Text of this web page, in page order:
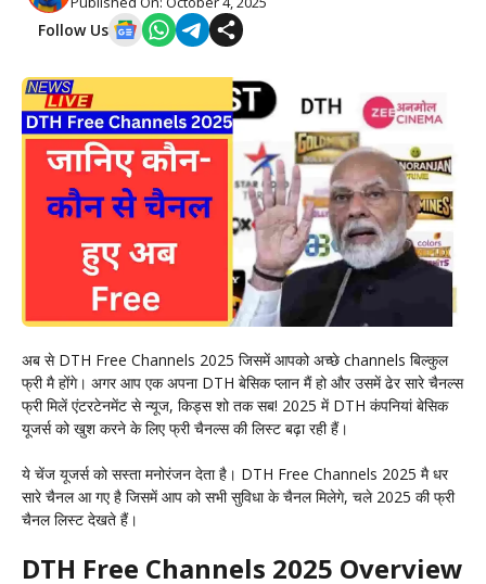
Follow Us
अब से DTH Free Channels 2025 जिसमें आपको अच्छे channels बिल्कुल
फ्री मै होंगे। अगर आप एक अपना DTH बेसिक प्लान मैं हो और उसमें ढेर सारे चैनल्स
फ्री मिलें एंटरटेनमेंट से न्यूज, किड्स शो तक सब! 2025 में DTH कंपनियां बेसिक
यूजर्स को खुश करने के लिए फ्री चैनल्स की लिस्ट बढ़ा रही हैं।
ये चेंज यूजर्स को सस्ता मनोरंजन देता है। DTH Free Channels 2025 मै धर
सारे चैनल आ गए है जिसमें आप को सभी सुविधा के चैनल मिलेगे, चले 2025 की फ्री
चैनल लिस्ट देखते हैं।
DTH Free Channels 2025 Overview